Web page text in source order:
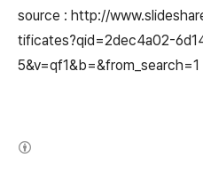
source : http://
tificates?qid=2dec4a02-
5&v=qf1&b=&from_search=1